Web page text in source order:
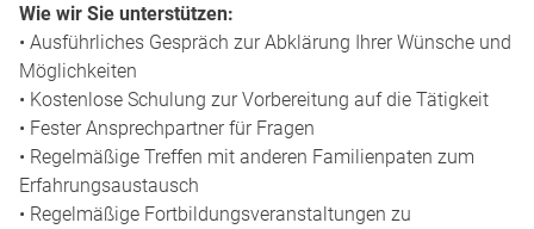
Wie wir Sie unterstützen:
• Ausführliches Gespräch zur Abklärung Ihrer Wünsche und
Möglichkeiten
• Kostenlose Schulung zur Vorbereitung auf die Tätigkeit
• Fester Ansprechpartner für Fragen
• Regelmäßige Treffen mit anderen Familienpaten zum
Erfahrungsaustausch
• Regelmäßige Fortbildungsveranstaltungen zu